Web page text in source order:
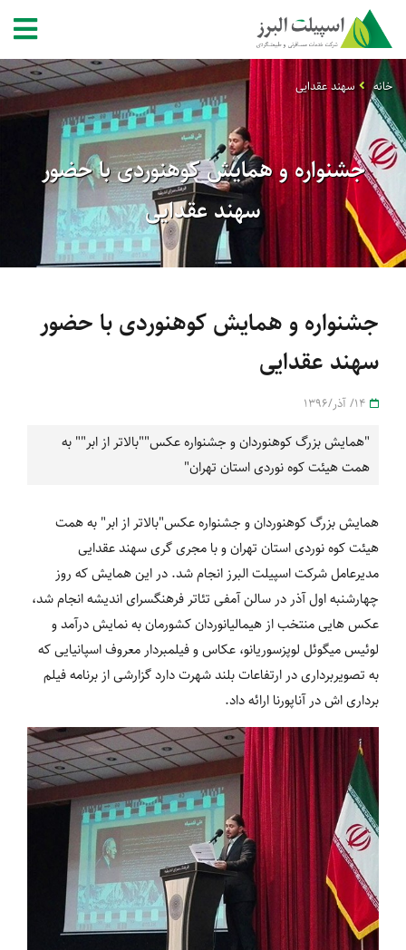
خانه سهند عقدایی
جشنواره و همایش کوهنوردی با حضور
سهند عقدایی
جشنواره و همایش کوهنوردی با حضور
سهند عقدایی
"همایش بزرگ کوهنوردان و جشنواره عکس""بالاتر از ابر"" به
همت هیئت کوه نوردی استان تهران"
همایش بزرگ کوهنوردان و جشنواره عکس"بالاتر از ابر" به همت
هیئت کوه نوردی استان تهران و با مجری گری سهند عقدایی
مدیرعامل شرکت اسپیلت البرز انجام شد. در این همایش که روز
چهارشنبه اول آذر در سالن آمفی تئاتر فرهنگسرای اندیشه انجام شد،
عکس هایی منتخب از هیمالیانوردان کشورمان به نمایش درآمد و
لوئیس میگوئل لوپزسوریانو، عکاس و فیلمبردار معروف اسپانیایی که
به تصویربرداری در ارتفاعات بلند شهرت دارد گزارشی از برنامه فیلم
برداری اش در آناپورنا ارائه داد.